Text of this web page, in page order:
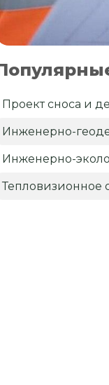
Проект сноса и
Инженерно-
Инженерно-
Тепловизионное